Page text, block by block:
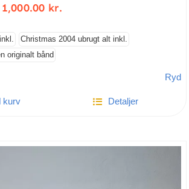
1,000.00 kr.Prisinterval:
1,000.00 kr.
Christmas 2004 ubrugt alt inkl.
originalt bånd
Ryd
kurv Detaljer